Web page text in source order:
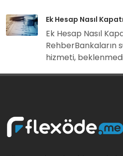
Ek Hesap Nasıl
Ek Hesap Nasıl
RehberBankaların
hizmeti,